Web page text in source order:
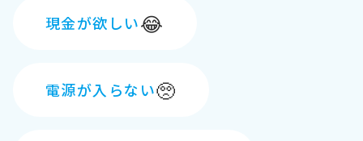
現金が欲しい😂
電源が入らない🥺